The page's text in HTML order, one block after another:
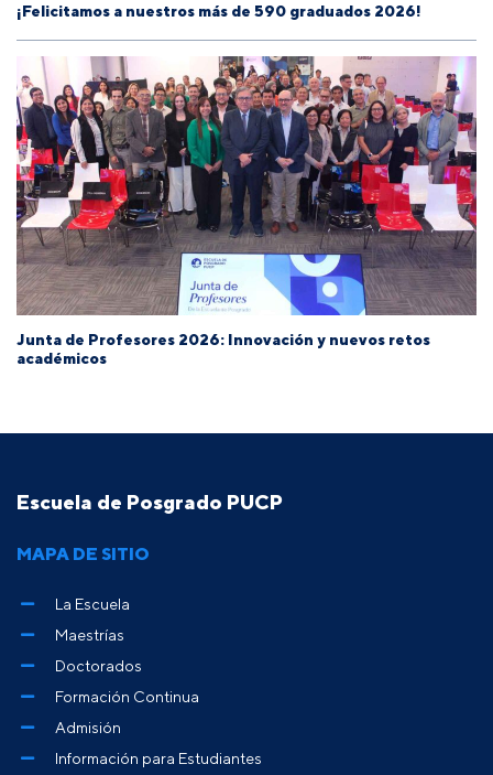
¡Felicitamos a nuestros más de 590 graduados 2026!
Junta de Profesores 2026: Innovación y nuevos retos
académicos
Escuela de Posgrado PUCP
MAPA DE SITIO
La Escuela
Maestrías
Doctorados
Formación Continua
Admisión
Información para Estudiantes